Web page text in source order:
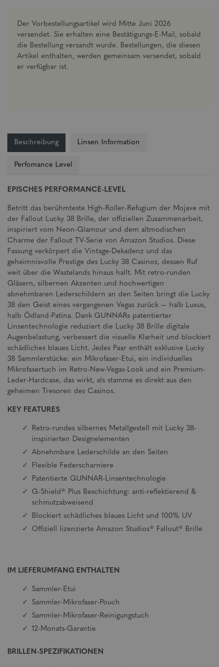
Der Vorbestellungsartikel wird Mitte Juni 2026
versendet. Sie erhalten eine Bestätigungs-E-Mail, sobald
die Bestellung versandt wurde. Bestellungen, die diesen
Artikel enthalten, werden gemeinsam versendet, sobald
er verfügbar ist.
Beschreibung Linsen Information
Perfomance Level
EPISCHES PERFORMANCE-LEVEL
Betritt das berühmteste High-Roller-Refugium der Mojave mit
der Fallout Lucky 38 Brille, der offiziellen Zusammenarbeit,
inspiriert vom Neon-Glamour und dem altmodischen
Charme der Fallout TV-Serie von Amazon Studios. Diese
Fassung verkörpert die Vintage-Dekadenz und das
geheimnisvolle Prestige des Lucky 38 Casinos, dessen Ruf
weit über die Wastelands hinaus hallt. Mit retro-runden
Gläsern, silbernen Akzenten und hochwertigen
abnehmbaren Lederschildern an den Seiten bringt die Lucky
38 den Geist eines vergangenen Vegas zurück — halb Luxus,
halb Ödland-Patina. Dank GUNNARs patentierter
Linsentechnologie reduziert die Lucky 38 Brille digitale
Augenbelastung, verbessert die visuelle Klarheit und blockiert
schädliches blaues Licht. Jedes Paar enthält exklusive Lucky
38 Sammlerstücke: ein Mikrofaser-Etui, ein individuelles
Mikrofasertuch im Retro-New-Vegas-Look und ein Premium-
Leder-Hardcase, das wirkt, als stamme es direkt aus den
geheimen Tresoren des Casinos.
KEY FEATURES
Retro-rundes silbernes Metallgestell mit Lucky 38-
inspirierten Designelementen
Abnehmbare Lederschilde an den Seiten
Flexible Federscharniere
Patentierte GUNNAR-Linsentechnologie
G-Shield® Plus Beschichtung: anti-reflektierend &
schmutzabweisend
Blockiert schädliches blaues Licht und 100% UV
Offiziell lizenzierte Amazon Studios® Fallout® Brille
IM LIEFERUMFANG ENTHALTEN
Sammler-Etui
Sammler-Mikrofaser-Pouch
Sammler-Mikrofaser-Reinigungstuch
12-Monats-Garantie
BRILLEN-SPEZIFIKATIONEN